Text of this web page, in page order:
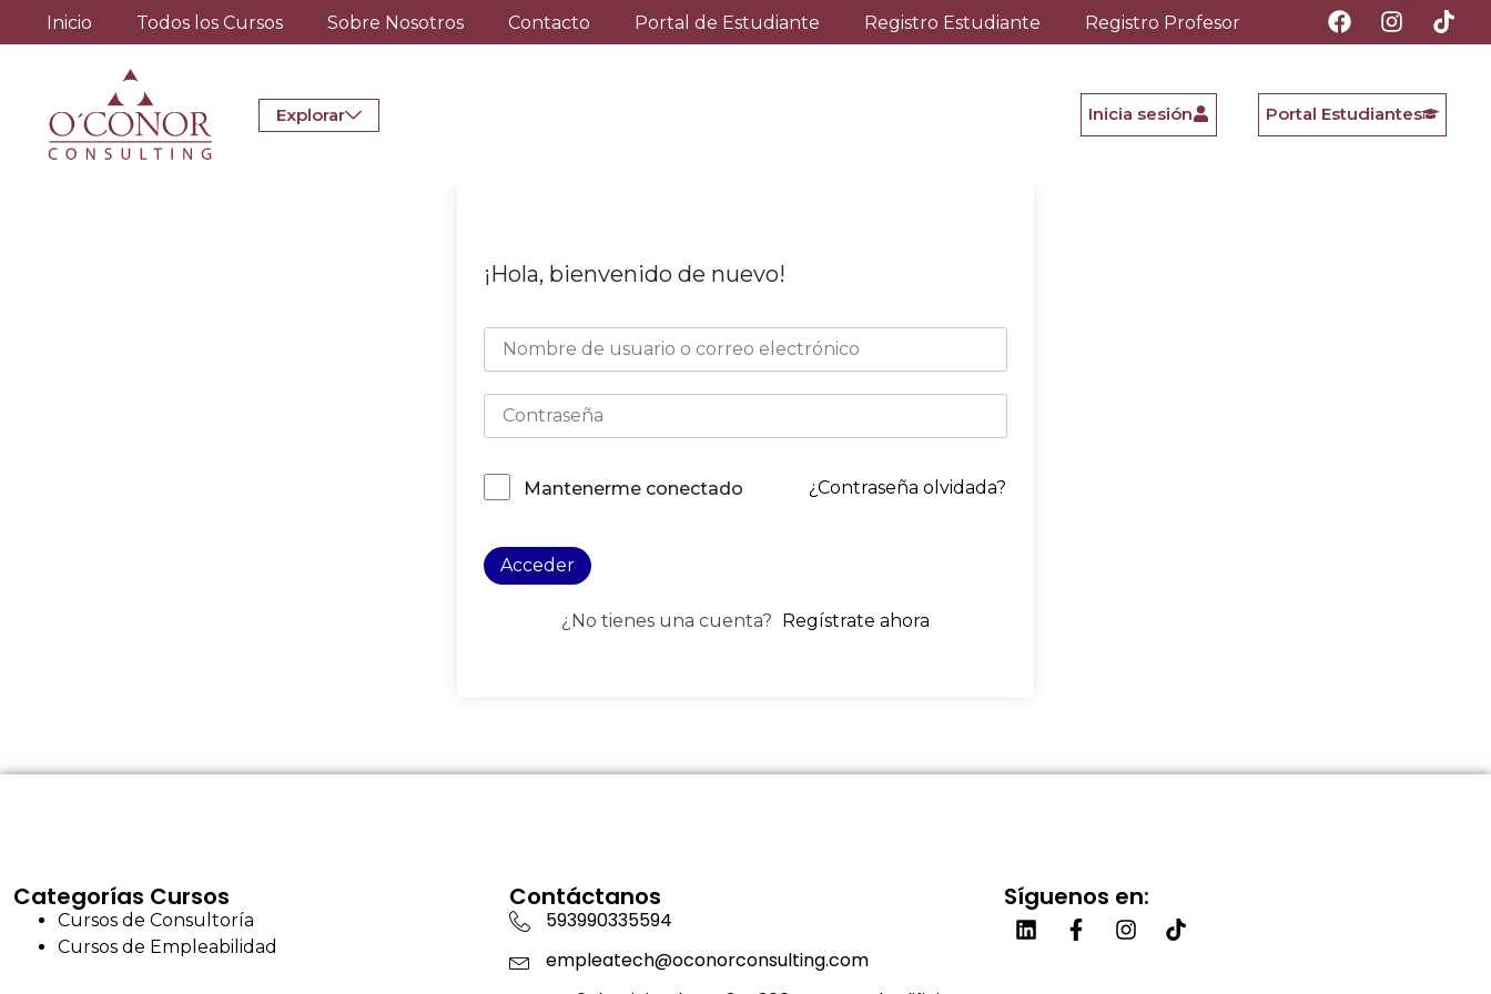
Inicio Todos los Cursos Sobre Nosotros Contacto Portal de Estudiante Registro Estudiante Registro Profesor
Explorar Inicia sesión Portal Estudiantes
¡Hola, bienvenido de nuevo!
Mantenerme conectado ¿Contraseña olvidada?
Acceder
¿No tienes una cuenta? Regístrate ahora
Categorías Cursos
Cursos de Consultoría
Cursos de Empleabilidad
Contáctanos
593990335594
empleatech@oconorconsulting.com
Síguenos en: